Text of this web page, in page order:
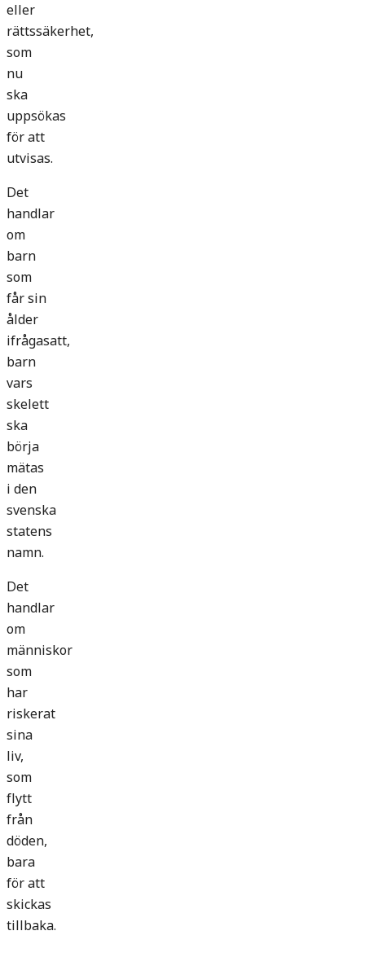
eller
rättssäkerhet,
som
nu
ska
uppsökas
för att
utvisas.
Det
handlar
om
barn
som
får sin
ålder
ifrågasatt,
barn
vars
skelett
ska
börja
mätas
i den
svenska
statens
namn.
Det
handlar
om
människor
som
har
riskerat
sina
liv,
som
flytt
från
döden,
bara
för att
skickas
tillbaka.